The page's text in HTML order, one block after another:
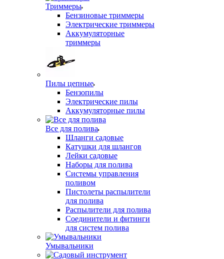
Триммеры
Бензиновые триммеры
Электрические триммеры
Аккумуляторные
триммеры
Пилы цепные
Бензопилы
Электрические пилы
Аккумуляторные пилы
Все для полива
Шланги садовые
Катушки для шлангов
Лейки садовые
Наборы для полива
Системы управления
поливом
Пистолеты распылители
для полива
Распылители для полива
Соединители и фитинги
для систем полива
Умывальники